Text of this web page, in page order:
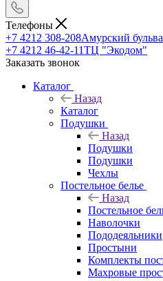
Телефоны
+7 4212 308-208Амурский
+7 4212 46-42-11ТЦ "Экодом"
Заказать звонок
Каталог
Назад
Каталог
Подушки
Назад
Подушки
Подушки
Чехлы
Постельное белье
Назад
Постельное
Наволочки
Пододеяльники
Простыни
Комплекты
Махровые